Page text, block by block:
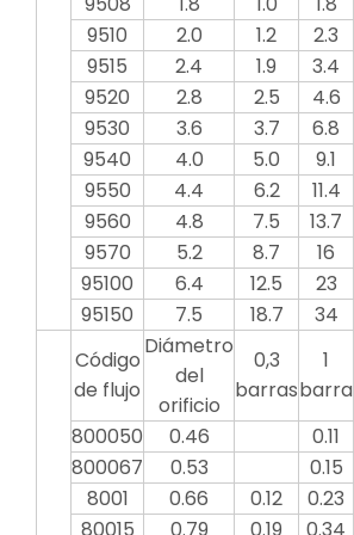
9510
2.0 1.2 2.3
9515
2.4 1.9 3.4
9520
2.8 2.5 4.6
9530
3.6 3.7 6.8
9540
4.0 5.0 9.1
9550
4.4 6.2 11.4
9560
4.8 7.5 13.7
9570
5.2 8.7 16
95100
6.4 12.5 23
95150
7.5 18.7 34
Código
de flujo
Diámetro
del
orificio
0,3
barras
1
barra
800050 0.46 0.11
800067
0.53 0.15
8001
0.66 0.12 0.23